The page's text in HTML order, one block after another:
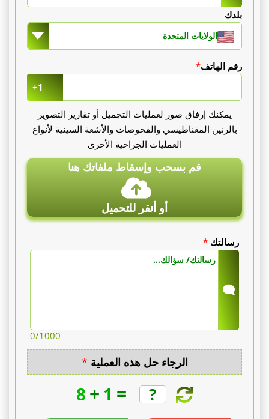
بلدك
الولايات المتحدة
رقم الهاتف*
+1
يمكنك إرفاق صور لعمليات التجميل أو تقارير التصوير
بالرنين المغناطيسي والفحوصات والأشعة السينية لأنواع
العمليات الجراحية الأخرى
قم بسحب وإسقاط ملفاتك هنا
أو أنقر للتحميل
رسالتك*
0/1000
* الرجاء حل هذه العملية
8 + 1 =